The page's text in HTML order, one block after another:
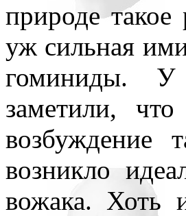
природе такое
уж сильная
гоминиды. У
заметили,
возбуждение
возникло
вожака. Хоть